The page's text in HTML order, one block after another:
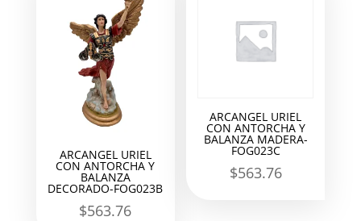
ARCANGEL URIEL
CON ANTORCHA Y
BALANZA
DECORADO-FOG023B
$563.76
ARCANGEL URIEL
CON ANTORCHA Y
BALANZA MADERA-
FOG023C
$563.76